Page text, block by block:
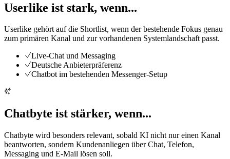
Userlike ist stark, wenn...
Userlike gehört auf die Shortlist, wenn der bestehende Fokus genau
zum primären Kanal und zur vorhandenen Systemlandschaft passt.
Live-Chat und Messaging
Deutsche Anbieterpräferenz
Chatbot im bestehenden Messenger-Setup
Chatbyte ist stärker, wenn...
Chatbyte wird besonders relevant, sobald KI nicht nur einen Kanal
beantworten, sondern Kundenanliegen über Chat, Telefon,
Messaging und E-Mail lösen soll.